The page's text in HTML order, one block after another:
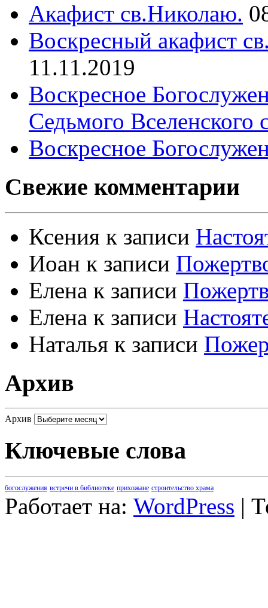
Акафист св.Николаю.
Воскресный акафист
11.11.2019
Воскресное
Седьмого Вселенского
Воскресное
Свежие комментарии
Ксения к записи
Иоан к записи
Елена к записи
Елена к записи
Наталья к записи
Архив
Архив
Ключевые слова
богослужения встречи в библиотеке прихожане строительство храма
Работает на: WordPress |